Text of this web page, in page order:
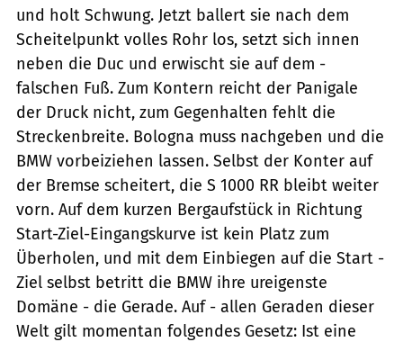
und holt Schwung. Jetzt ballert sie nach dem
Scheitelpunkt volles Rohr los, setzt sich innen
neben die Duc und erwischt sie auf dem -
falschen Fuß. Zum Kontern reicht der Panigale
der Druck nicht, zum Gegenhalten fehlt die
Streckenbreite. Bologna muss nachgeben und die
BMW vorbeiziehen lassen. Selbst der Konter auf
der Bremse scheitert, die S 1000 RR bleibt weiter
vorn. Auf dem kurzen Bergaufstück in Richtung
Start-Ziel-Eingangskurve ist kein Platz zum
Überholen, und mit dem Einbiegen auf die Start -
Ziel selbst betritt die BMW ihre ureigenste
Domäne - die Gerade. Auf - allen Geraden dieser
Welt gilt momentan folgendes Gesetz: Ist eine